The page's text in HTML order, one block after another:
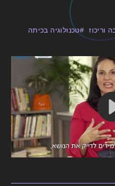
וריכוז
טכנולוגיה בכיתה